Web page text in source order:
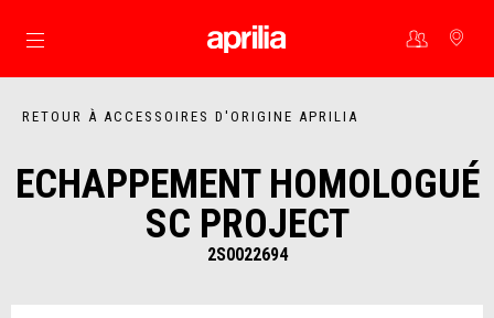
Aller au contenu principal
RETOUR À ACCESSOIRES D'ORIGINE APRILIA
ECHAPPEMENT HOMOLOGUÉ
SC PROJECT
2S0022694